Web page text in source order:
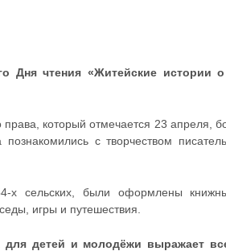
Дня чтения «Житейские истории
права, который отмечается 23 апреля,
с творчеством
х сельских, были оформлены
игры и путешествия.
для детей и молодёжи выражает